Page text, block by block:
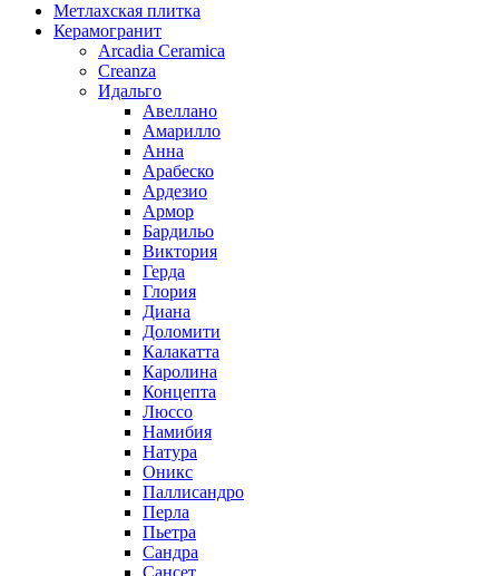
Метлахская плитка
Керамогранит
Arcadia Ceramica
Creanza
Идальго
Авеллано
Амарилло
Анна
Арабеско
Ардезио
Армор
Бардильо
Виктория
Герда
Глория
Диана
Доломити
Калакатта
Каролина
Концепта
Люссо
Намибия
Натура
Оникс
Паллисандро
Перла
Пьетра
Сандра
Сансет